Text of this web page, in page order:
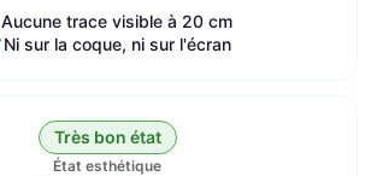
Aucune trace visible à 20 cm
Ni sur la coque, ni sur l'écran
Très bon état
État esthétique